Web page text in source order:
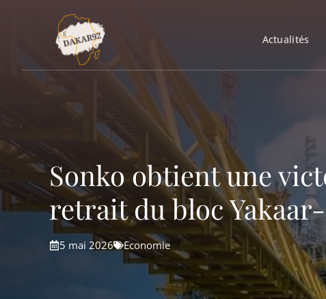
Actualités
Sonko obtient une
retrait du bloc
5 mai 2026 Economie